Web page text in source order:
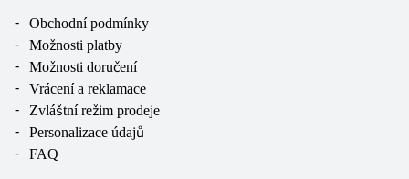
Obchodní podmínky
Možnosti platby
Možnosti doručení
Vrácení a reklamace
Zvláštní režim prodeje
Personalizace údajů
FAQ